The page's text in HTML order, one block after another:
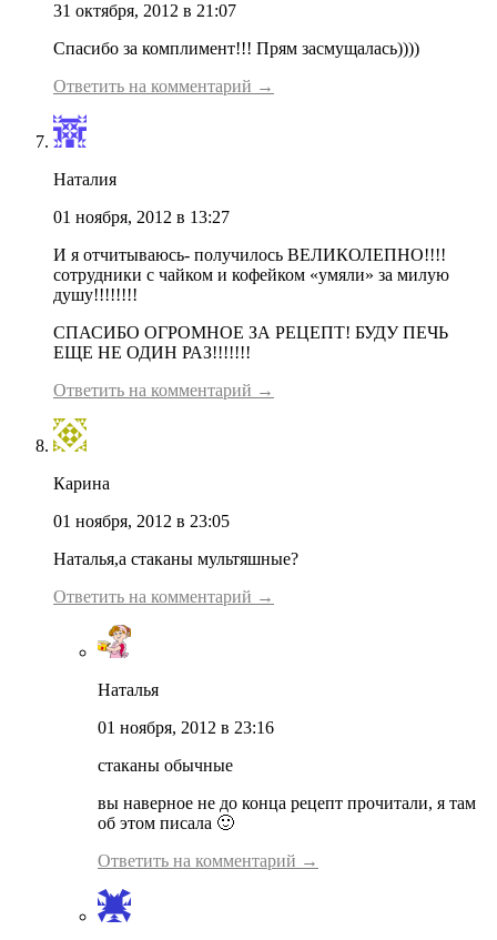
31 октября, 2012 в 21:07
Спасибо за комплимент!!! Прям засмущалась))))
Ответить на комментарий →
Наталия
01 ноября, 2012 в 13:27
И я отчитываюсь- получилось ВЕЛИКОЛЕПНО!!!!
сотрудники с чайком и кофейком «умяли» за милую
душу!!!!!!!!
СПАСИБО ОГРОМНОЕ ЗА РЕЦЕПТ! БУДУ ПЕЧЬ
ЕЩЕ НЕ ОДИН РАЗ!!!!!!!
Ответить на комментарий →
Карина
01 ноября, 2012 в 23:05
Наталья,а стаканы мультяшные?
Ответить на комментарий →
Наталья
01 ноября, 2012 в 23:16
стаканы обычные
вы наверное не до конца рецепт прочитали, я там
об этом писала 🙂
Ответить на комментарий →